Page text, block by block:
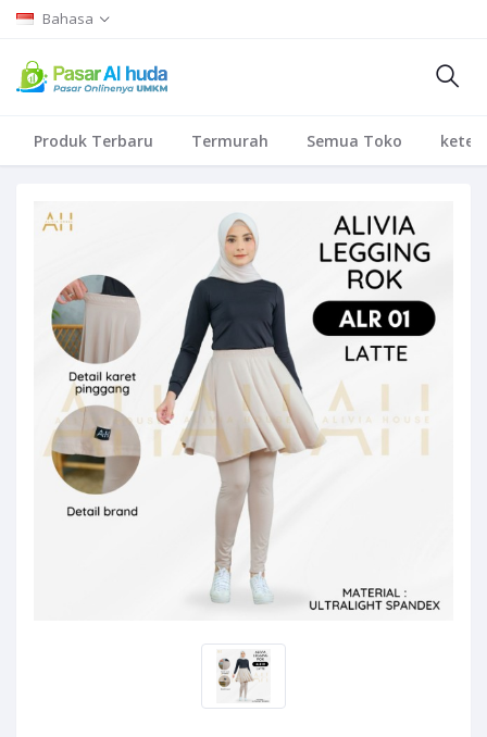
Bahasa
Produk Terbaru Termurah Semua Toko